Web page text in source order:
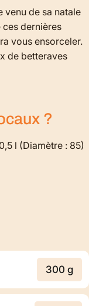
venu de sa natale
ces dernières
vous ensorceler.
de betteraves
?
l (Diamètre : 85)
300 g